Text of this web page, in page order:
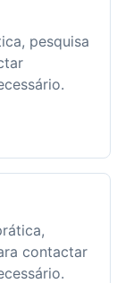
pesquisa
contactar